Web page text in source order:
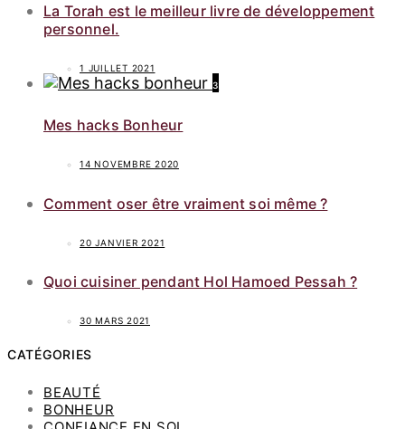
La Torah est le meilleur livre de développement
personnel.
1 JUILLET 2021
3
Mes hacks Bonheur
14 NOVEMBRE 2020
Comment oser être vraiment soi même ?
20 JANVIER 2021
Quoi cuisiner pendant Hol Hamoed Pessah ?
30 MARS 2021
CATÉGORIES
BEAUTÉ
BONHEUR